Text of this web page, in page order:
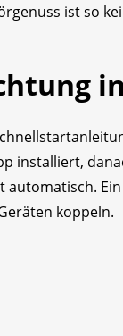
ist so
installiert,
koppeln.